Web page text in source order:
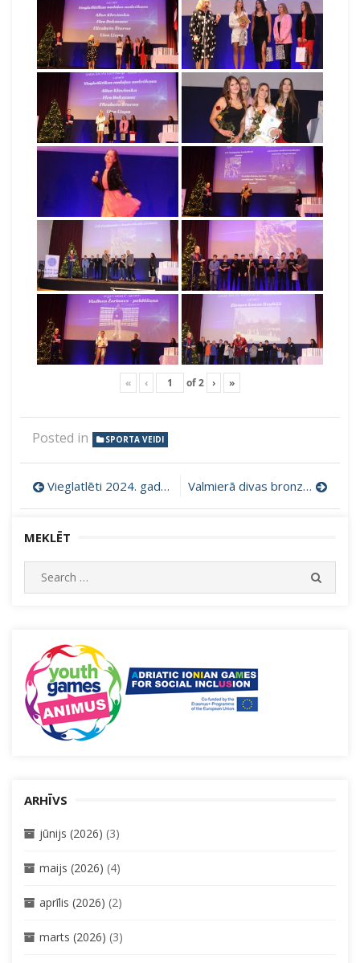
« ‹ of2 › »
Posted in SPORTA VEIDI
Ziņu
izvēlne
Vieglatlēti 2024. gadu iesāk ar labiem rezultātiem Valmierā divas bronzas vieglatlētikā
MEKLĒT
Search
for:
ARHĪVS
jūnijs (2026) (3)
maijs (2026) (4)
aprīlis (2026) (2)
marts (2026) (3)